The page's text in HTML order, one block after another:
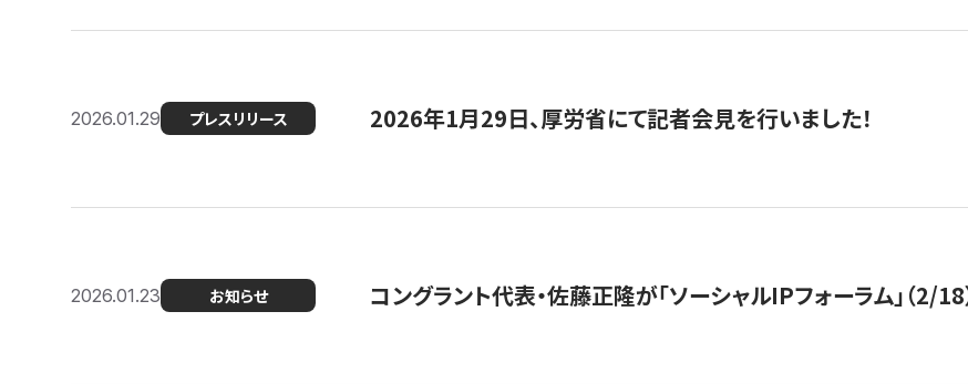
2026.01.29 プレスリリース 2026年1月29日、厚労省にて記者会見を行いました！
2026.01.23 お知らせ コングラント代表・佐藤正隆が「ソーシャルIPフォーラム」（2/